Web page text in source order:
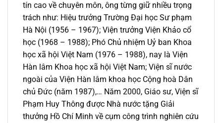
tín cao về chuyên môn, ông từng giữ nhiều trọng
trách như: Hiệu trưởng Trường Đại học Sư phạm
Hà Nội (1956 – 1967); Viện trưởng Viện Khảo cổ
học (1968 – 1988); Phó Chủ nhiệm Uỷ ban Khoa
học xã hội Việt Nam (1976 – 1988), nay là Viện
Hàn lâm Khoa học xã hội Việt Nam; Viện sĩ nước
ngoài của Viện Hàn lâm khoa học Cộng hoà Dân
chủ Đức (năm 1987),… Năm 2000, Giáo sư, Viện sĩ
Phạm Huy Thông được Nhà nước tặng Giải
thưởng Hồ Chí Minh về cụm công trình nghiên cứu